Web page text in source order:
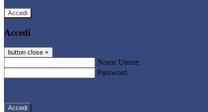
Accedi
Accedi
button close ×
Nome Utente
Password